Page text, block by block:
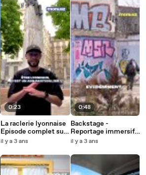
0:23
La raclerie lyonnaise
Episode complet sur
notre page instagram
il y a 3 ans
0:48
Backstage -
Reportage immersif
sur le graff à Lyon
il y a 3 ans